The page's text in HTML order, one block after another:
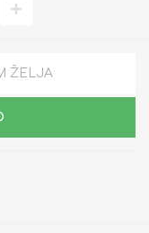
ŽELJA